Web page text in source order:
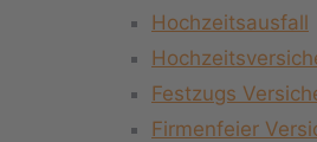
Hochzeitsausfall
Festzugs
Firmenfeier